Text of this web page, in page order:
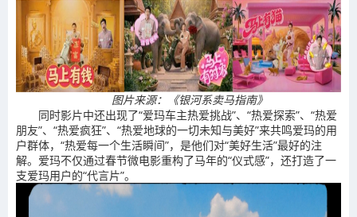
图片来源：《银河系卖马指南》
同时影片中还出现了“爱玛车主热爱挑战”、“热爱探索”、“热爱
朋友”、“热爱疯狂”、“热爱地球的一切未知与美好”来共鸣爱玛的用
户群体，“热爱每一个生活瞬间”，是他们对“美好生活”最好的注
解。爱玛不仅通过春节微电影重构了马年的“仪式感”，还打造了一
支爱玛用户的“代言片”。